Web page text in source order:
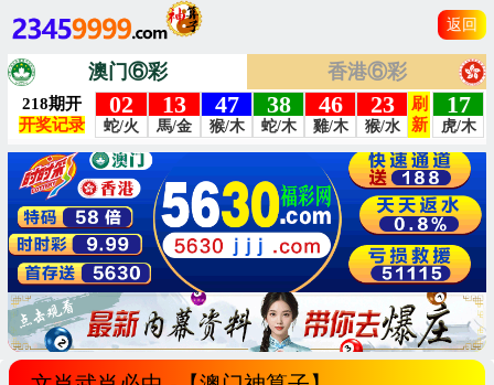
返回
澳门⑥彩 香港⑥彩